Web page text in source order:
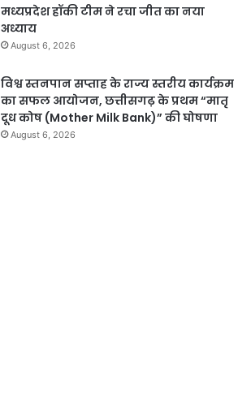
मध्यप्रदेश हॉकी टीम ने रचा जीत का नया
अध्याय
August 6, 2026
विश्व स्तनपान सप्ताह के राज्य स्तरीय कार्यक्रम
का सफल आयोजन, छत्तीसगढ़ के प्रथम “मातृ
दूध कोष (Mother Milk Bank)” की घोषणा
August 6, 2026